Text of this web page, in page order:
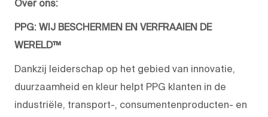
Over ons:
PPG: WIJ BESCHERMEN EN VERFRAAIEN DE
WERELD™
Dankzij leiderschap op het gebied van innovatie,
duurzaamheid en kleur helpt PPG klanten in de
industriële, transport-, consumentenproducten- en